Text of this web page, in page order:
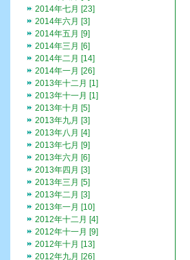
2014年七月 [23]
2014年六月 [3]
2014年五月 [9]
2014年三月 [6]
2014年二月 [14]
2014年一月 [26]
2013年十二月 [1]
2013年十一月 [1]
2013年十月 [5]
2013年九月 [3]
2013年八月 [4]
2013年七月 [9]
2013年六月 [6]
2013年四月 [3]
2013年三月 [5]
2013年二月 [3]
2013年一月 [10]
2012年十二月 [4]
2012年十一月 [9]
2012年十月 [13]
2012年九月 [26]